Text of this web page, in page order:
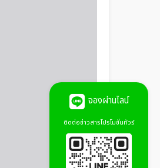
จองผ่านไลน์
ติดต่อข่าวสารโปรโมชั่นทัวร์